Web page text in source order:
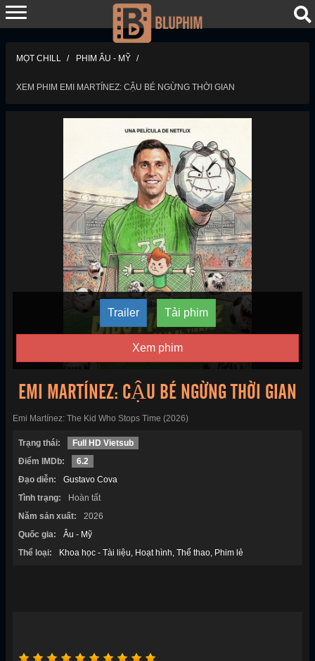
MỌT CHILL PHIM ÂU - MỸ
XEM PHIM EMI MARTÍNEZ: CẬU BÉ NGỪNG THỜI GIAN
Trailer Tải phim
Xem phim
EMI MARTÍNEZ: CẬU BÉ NGỪNG THỜI GIAN
Emi Martínez: The Kid Who Stops Time (2026)
Trạng thái:
Full HD Vietsub
Điểm IMDb:
6.2
Đạo diễn:
Gustavo Cova
Tình trạng:
Hoàn tất
Năm sản xuất:
2026
Quốc gia:
Âu - Mỹ
Thể loại:
Khoa học - Tài liệu Hoạt hình Thể thao Phim lẻ